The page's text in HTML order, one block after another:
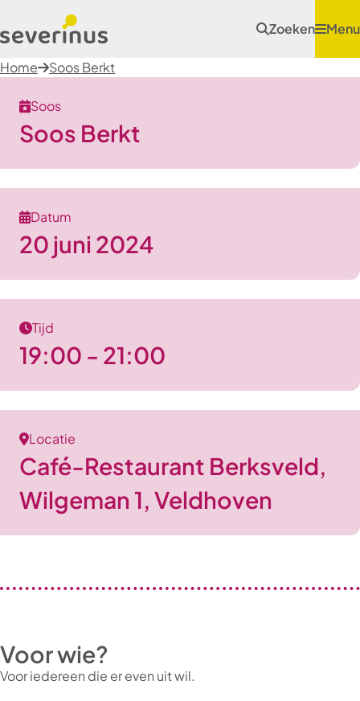
Zoeken Menu
Home Soos Berkt
Soos
Soos Berkt
Datum
20 juni 2024
Tijd
19:00 - 21:00
Locatie
Café-Restaurant Berksveld,
Wilgeman 1, Veldhoven
Voor wie?
Voor iedereen die er even uit wil.